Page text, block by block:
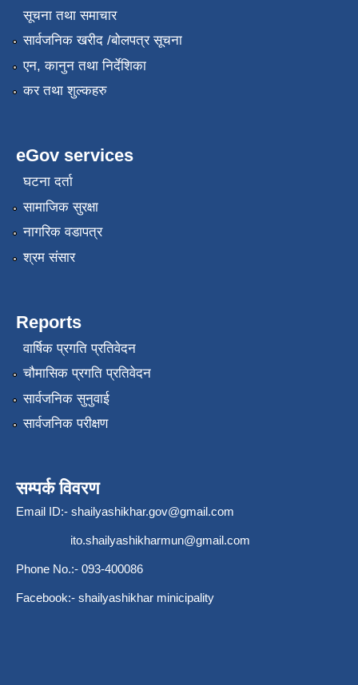
सूचना तथा समाचार
सार्वजनिक खरीद /बोलपत्र सूचना
एन, कानुन तथा निर्देशिका
कर तथा शुल्कहरु
eGov services
घटना दर्ता
सामाजिक सुरक्षा
नागरिक वडापत्र
श्रम संसार
Reports
वार्षिक प्रगति प्रतिवेदन
चौमासिक प्रगति प्रतिवेदन
सार्वजनिक सुनुवाई
सार्वजनिक परीक्षण
सम्पर्क विवरण
Email ID:- shailyashikhar.gov@gmail.com
ito.shailyashikharmun@gmail.com
Phone No.:- 093-400086
Facebook:- shailyashikhar minicipality